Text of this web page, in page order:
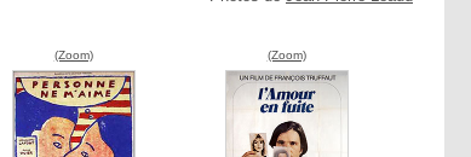
(Zoom) (Zoom)